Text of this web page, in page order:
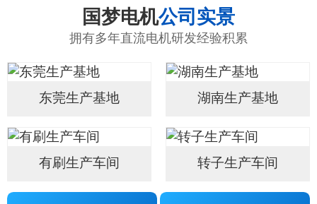
国梦电机公司实景
拥有多年直流电机研发经验积累
东莞生产基地 湖南生产基地
有刷生产车间 转子生产车间